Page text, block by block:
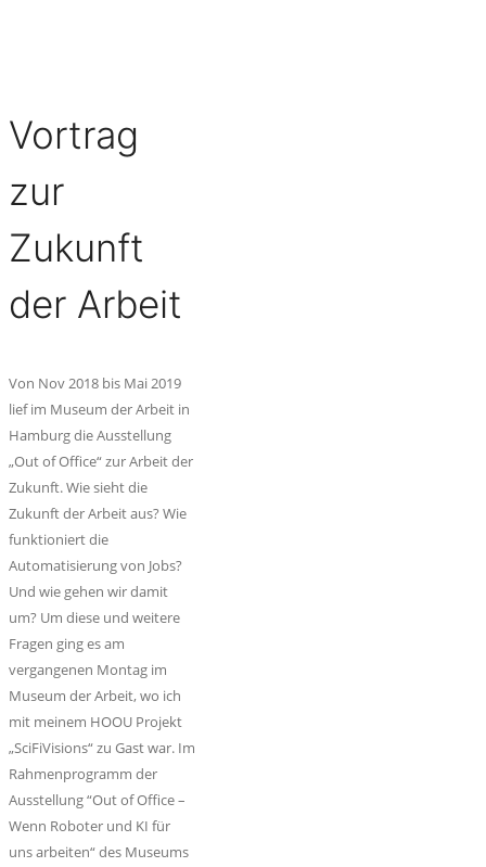
Vortrag
zur
Zukunft
der Arbeit
Von Nov 2018 bis Mai 2019
lief im Museum der Arbeit in
Hamburg die Ausstellung
„Out of Office“ zur Arbeit der
Zukunft. Wie sieht die
Zukunft der Arbeit aus? Wie
funktioniert die
Automatisierung von Jobs?
Und wie gehen wir damit
um? Um diese und weitere
Fragen ging es am
vergangenen Montag im
Museum der Arbeit, wo ich
mit meinem HOOU Projekt
„SciFiVisions“ zu Gast war. Im
Rahmenprogramm der
Ausstellung “Out of Office –
Wenn Roboter und KI für
uns arbeiten“ des Museums